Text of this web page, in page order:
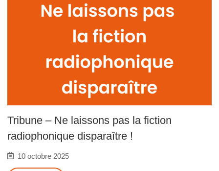
Tribune – Ne laissons pas la fiction
radiophonique disparaître !
10 octobre 2025